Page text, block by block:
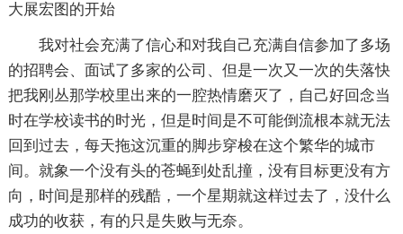
大展宏图的开始
我对社会充满了信心和对我自己充满自信参加了多场
的招聘会、面试了多家的公司、但是一次又一次的失落快
把我刚丛那学校里出来的一腔热情磨灭了，自己好回念当
时在学校读书的时光，但是时间是不可能倒流根本就无法
回到过去，每天拖这沉重的脚步穿梭在这个繁华的城市
间。就象一个没有头的苍蝇到处乱撞，没有目标更没有方
向，时间是那样的残酷，一个星期就这样过去了，没什么
成功的收获，有的只是失败与无奈。